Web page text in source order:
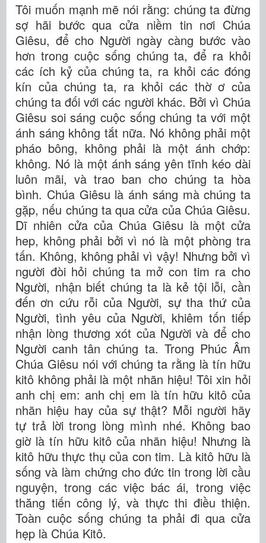
Tôi muốn mạnh mẽ nói rằng: chúng ta đừng
sợ hãi bước qua cửa niềm tin nơi Chúa
Giêsu, để cho Người ngày càng bước vào
hơn trong cuộc sống chúng ta, để ra khỏi
các ích kỷ của chúng ta, ra khỏi các đóng
kín của chúng ta, ra khỏi các thờ ơ của
chúng ta đối với các người khác. Bởi vì Chúa
Giêsu soi sáng cuộc sống chúng ta với một
ánh sáng không tắt nữa. Nó không phải một
pháo bông, không phải là một ánh chớp:
không. Nó là một ánh sáng yên tĩnh kéo dài
luôn mãi, và trao ban cho chúng ta hòa
bình. Chúa Giêsu là ánh sáng mà chúng ta
gặp, nếu chúng ta qua cửa của Chúa Giêsu.
Dĩ nhiên cửa của Chúa Giêsu là một cửa
hep, không phải bởi vì nó là một phòng tra
tấn. Không, không phải vì vậy! Nhưng bởi vì
người đòi hỏi chúng ta mở con tim ra cho
Người, nhận biết chúng ta là kẻ tội lỗi, cần
đến ơn cứu rỗi của Người, sự tha thứ của
Người, tình yêu của Người, khiêm tốn tiếp
nhận lòng thương xót của Người và để cho
Người canh tân chúng ta. Trong Phúc Âm
Chúa Giêsu nói với chúng ta rằng là tín hữu
kitô không phải là một nhãn hiệu! Tôi xin hỏi
anh chị em: anh chị em là tín hữu kitô của
nhãn hiệu hay của sự thật? Mỗi người hãy
tự trả lời trong lòng mình nhé. Không bao
giờ là tín hữu kitô của nhãn hiệu! Nhưng là
kitô hữu thực thụ của con tim. Là kitô hữu là
sống và làm chứng cho đức tin trong lời cầu
nguyện, trong các việc bác ái, trong việc
thăng tiến công lý, và thực thi điều thiện.
Toàn cuộc sống chúng ta phải đi qua cửa
hẹp là Chúa Kitô.